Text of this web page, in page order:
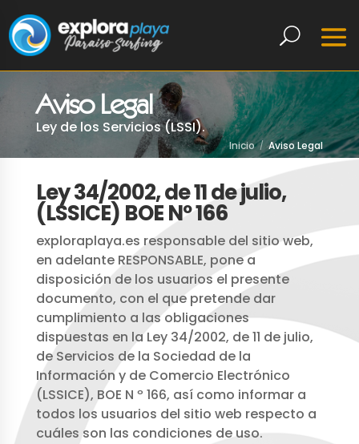
Aviso Legal
Ley de los Servicios (LSSI).
Inicio Aviso Legal
Ley 34/2002, de 11 de julio,
(LSSICE) BOE Nº 166
exploraplaya.es responsable del sitio web,
en adelante RESPONSABLE, pone a
disposición de los usuarios el presente
documento, con el que pretende dar
cumplimiento a las obligaciones
dispuestas en la Ley 34/2002, de 11 de julio,
de Servicios de la Sociedad de la
Información y de Comercio Electrónico
(LSSICE), BOE N º 166, así como informar a
todos los usuarios del sitio web respecto a
cuáles son las condiciones de uso.